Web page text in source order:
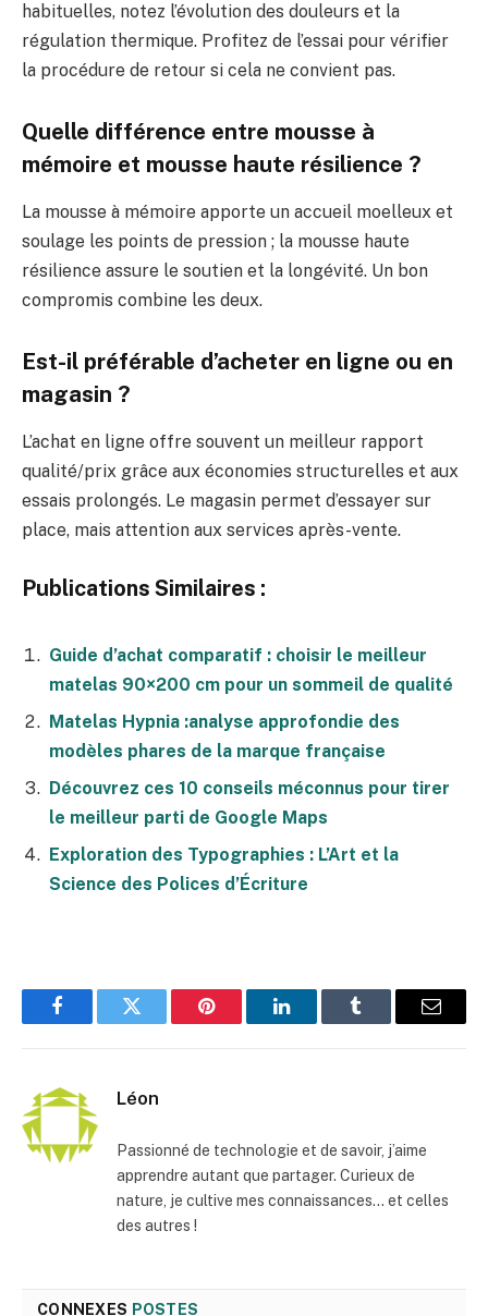
habituelles, notez l’évolution des douleurs et la
régulation thermique. Profitez de l’essai pour vérifier
la procédure de retour si cela ne convient pas.
Quelle différence entre mousse à
mémoire et mousse haute résilience ?
La mousse à mémoire apporte un accueil moelleux et
soulage les points de pression ; la mousse haute
résilience assure le soutien et la longévité. Un bon
compromis combine les deux.
Est-il préférable d’acheter en ligne ou en
magasin ?
L’achat en ligne offre souvent un meilleur rapport
qualité/prix grâce aux économies structurelles et aux
essais prolongés. Le magasin permet d’essayer sur
place, mais attention aux services après-vente.
Publications Similaires :
Guide d’achat comparatif : choisir le meilleur
matelas 90×200 cm pour un sommeil de qualité
Matelas Hypnia :analyse approfondie des
modèles phares de la marque française
Découvrez ces 10 conseils méconnus pour tirer
le meilleur parti de Google Maps
Exploration des Typographies : L’Art et la
Science des Polices d’Écriture
FacebookTwitter Pinterest LinkedInTumblr
E-
Léon
Passionné de technologie et de savoir, j’aime
apprendre autant que partager. Curieux de
nature, je cultive mes connaissances… et celles
des autres !
CONNEXES POSTES